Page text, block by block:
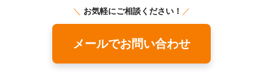
＼ お気軽にご相談ください！ ／
メールでお問い合わせ